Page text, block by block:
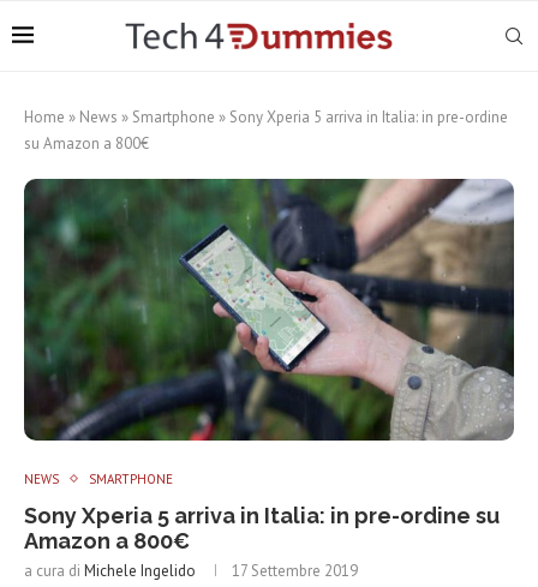
Home » News » Smartphone » Sony Xperia 5 arriva in Italia: in pre-ordine
su Amazon a 800€
NEWS SMARTPHONE
Sony Xperia 5 arriva in Italia: in pre-ordine su
Amazon a 800€
a cura di Michele Ingelido 17 Settembre 2019